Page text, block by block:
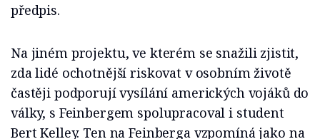
předpis.
Na jiném projektu, ve kterém se snažili zjistit,
zda lidé ochotnější riskovat v osobním životě
častěji podporují vysílání amerických vojáků do
války, s Feinbergem spolupracoval i student
Bert Kelley. Ten na Feinberga vzpomíná jako na